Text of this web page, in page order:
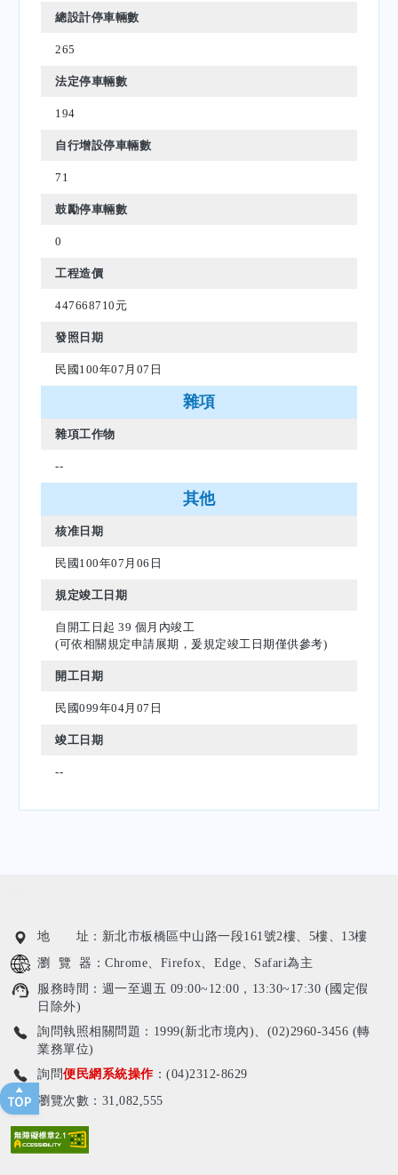
總設計停車輛數
265
法定停車輛數
194
自行增設停車輛數
71
鼓勵停車輛數
0
工程造價
447668710元
發照日期
民國100年07月07日
雜項
雜項工作物
--
其他
核准日期
民國100年07月06日
規定竣工日期
自開工日起 39 個月內竣工
(可依相關規定申請展期，爰規定竣工日期僅供參考)
開工日期
民國099年04月07日
竣工日期
--
地 址：新北市板橋區中山路一段161號2樓、5樓、13樓
瀏 覽 器：Chrome、Firefox、Edge、Safari為主
服務時間：週一至週五 09:00~12:00，13:30~17:30 (國定假
日除外)
詢問執照相關問題：1999(新北市境內)、(02)2960-3456 (轉
業務單位)
詢問便民網系統操作 ：(04)2312-8629
瀏覽次數：31,082,555